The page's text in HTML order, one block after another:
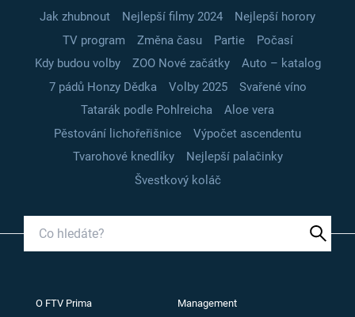
Jak zhubnout Nejlepší filmy 2024
Nejlepší horory
TV program
Změna času Partie
Počasí
Kdy budou volby
ZOO Nové začátky
Auto – katalog
7 pádů Honzy Dědka
Volby 2025
Svařené víno
Tatarák podle Pohlreicha
Aloe vera
Pěstování lichořeřišnice
Výpočet ascendentu
Tvarohové knedlíky
Nejlepší palačinky
Švestkový koláč
O FTV Prima Management